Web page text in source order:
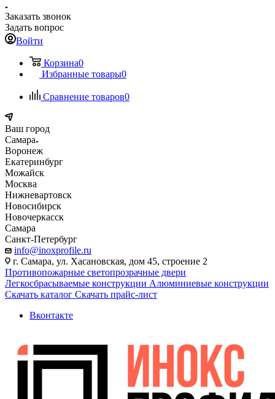
Заказать звонок
Задать вопрос
Войти
Корзина0
Избранные товары0
Сравнение товаров0
Ваш город
Самара
Воронеж
Екатеринбург
Можайск
Москва
Нижневартовск
Новосибирск
Новочеркасск
Самара
Санкт-Петербург
info@inoxprofile.ru
г. Самара, ул. Хасановская, дом 45, строение 2
Противопожарные светопрозрачные двери
Легкосбрасываемые конструкции Алюминиевые конструкции
Скачать каталог Скачать прайс-лист
Вконтакте